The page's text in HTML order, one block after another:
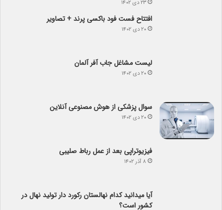
۲۳ دی ۱۴۰۲
افتتاح فست فود باکسی پرند + تصاویر
۲۰ دی ۱۴۰۲
لیست مشاغل جاب آفر آلمان
۲۰ دی ۱۴۰۲
سوال پزشکی از هوش مصنوعی آنلاین
۲۰ دی ۱۴۰۲
فیزیوتراپی بعد از عمل رباط صلیبی
۸ آذر ۱۴۰۲
کشور است؟
۱۰ مهر ۱۴۰۲